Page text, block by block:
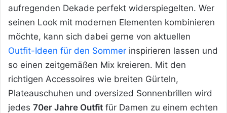
aufregenden Dekade perfekt widerspiegelten. Wer
seinen Look mit modernen Elementen kombinieren
möchte, kann sich dabei gerne von aktuellen
Outfit-Ideen für den Sommer inspirieren lassen und
so einen zeitgemäßen Mix kreieren. Mit den
richtigen Accessoires wie breiten Gürteln,
Plateauschuhen und oversized Sonnenbrillen wird
jedes 70er Jahre Outfit für Damen zu einem echten